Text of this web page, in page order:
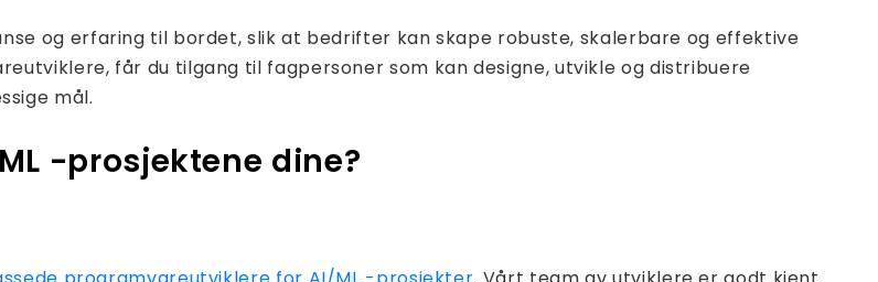
og erfaring til bordet, slik at bedrifter kan skape robuste, skalerbare og effektive
får du tilgang til fagpersoner som kan designe, utvikle og distribuere
mål.
-prosjektene dine?